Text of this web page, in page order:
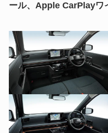
ール、Apple CarPlayワ